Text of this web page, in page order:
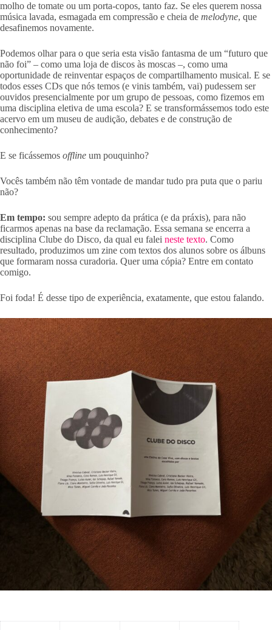
molho de tomate ou um porta-copos, tanto faz. Se eles querem nossa
música lavada, esmagada em compressão e cheia de melodyne, que
desafinemos novamente.
Podemos olhar para o que seria esta visão fantasma de um “futuro que
não foi” – como uma loja de discos às moscas –, como uma
oportunidade de reinventar espaços de compartilhamento musical. E se
todos esses CDs que nós temos (e vinis também, vai) pudessem ser
ouvidos presencialmente por um grupo de pessoas, como fizemos em
uma disciplina eletiva de uma escola? E se transformássemos todo este
acervo em um museu de audição, debates e de construção de
conhecimento?
E se ficássemos offline um pouquinho?
Vocês também não têm vontade de mandar tudo pra puta que o pariu
não?
Em tempo: sou sempre adepto da prática (e da práxis), para não
ficarmos apenas na base da reclamação. Essa semana se encerra a
disciplina Clube do Disco, da qual eu falei neste texto. Como
resultado, produzimos um zine com textos dos alunos sobre os álbuns
que formaram nossa curadoria. Quer uma cópia? Entre em contato
comigo.
Foi foda! É desse tipo de experiência, exatamente, que estou falando.